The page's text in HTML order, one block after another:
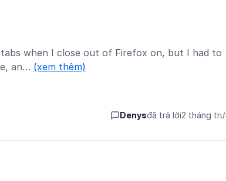
when I close out of Firefox on, but I had to
an… (xem thêm)
Denysđã trả lời2 tháng